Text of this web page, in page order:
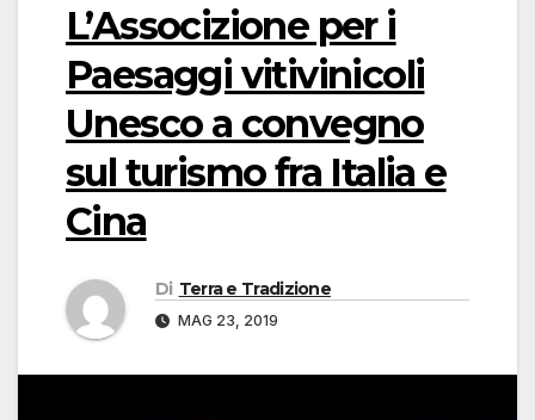
L’Associzione per i
Paesaggi vitivinicoli
Unesco a convegno
sul turismo fra Italia e
Cina
Di Terra e Tradizione
MAG 23, 2019